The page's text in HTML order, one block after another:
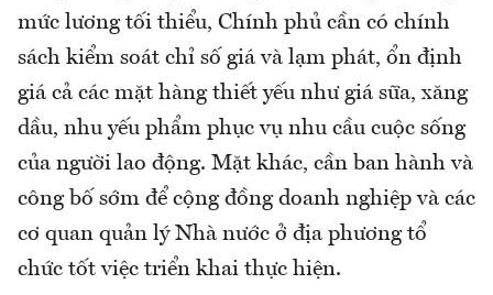
mức lương tối thiểu, Chính phủ cần có chính
sách kiểm soát chỉ số giá và lạm phát, ổn định
giá cả các mặt hàng thiết yếu như giá sữa, xăng
dầu, nhu yếu phẩm phục vụ nhu cầu cuộc sống
của người lao động. Mặt khác, cần ban hành và
công bố sớm để cộng đồng doanh nghiệp và các
cơ quan quản lý Nhà nước ở địa phương tổ
chức tốt việc triển khai thực hiện.